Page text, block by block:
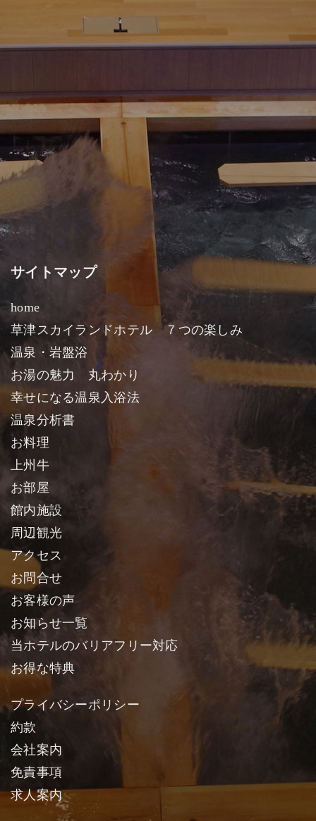
サイトマップ
home
草津スカイランドホテル ７つの楽しみ
温泉・岩盤浴
お湯の魅力 丸わかり
幸せになる温泉入浴法
温泉分析書
お料理
上州牛
お部屋
館内施設
周辺観光
アクセス
お問合せ
お客様の声
お知らせ一覧
当ホテルのバリアフリー対応
お得な特典
プライバシーポリシー
約款
会社案内
免責事項
求人案内